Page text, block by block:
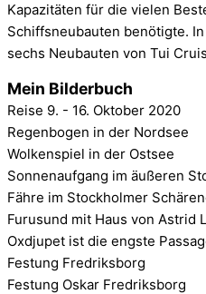
Kapazitäten für die vielen
Schiffsneubauten benötigte.
sechs Neubauten von Tui
Mein Bilderbuch
Reise 9. - 16. Oktober 2020
Regenbogen in der Nordsee
Wolkenspiel in der Ostsee
Sonnenaufgang im äußeren
Fähre im Stockholmer
Furusund mit Haus von Astrid
Oxdjupet ist die engste
Festung Fredriksborg
Festung Oskar Fredriksborg